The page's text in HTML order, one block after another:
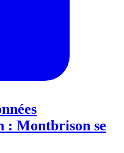
: Montbrison se